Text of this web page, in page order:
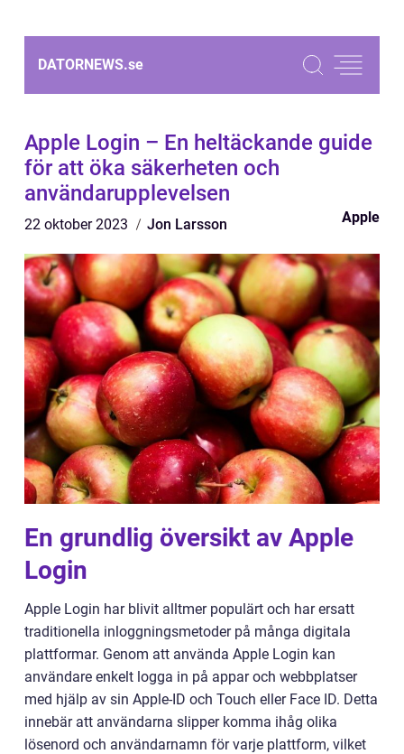
DATORNEWS.se
Apple Login – En heltäckande guide
för att öka säkerheten och
användarupplevelsen
22 oktober 2023 Jon Larsson Apple
En grundlig översikt av Apple
Login
Apple Login har blivit alltmer populärt och har ersatt
traditionella inloggningsmetoder på många digitala
plattformar. Genom att använda Apple Login kan
användare enkelt logga in på appar och webbplatser
med hjälp av sin Apple-ID och Touch eller Face ID. Detta
innebär att användarna slipper komma ihåg olika
lösenord och användarnamn för varje plattform, vilket